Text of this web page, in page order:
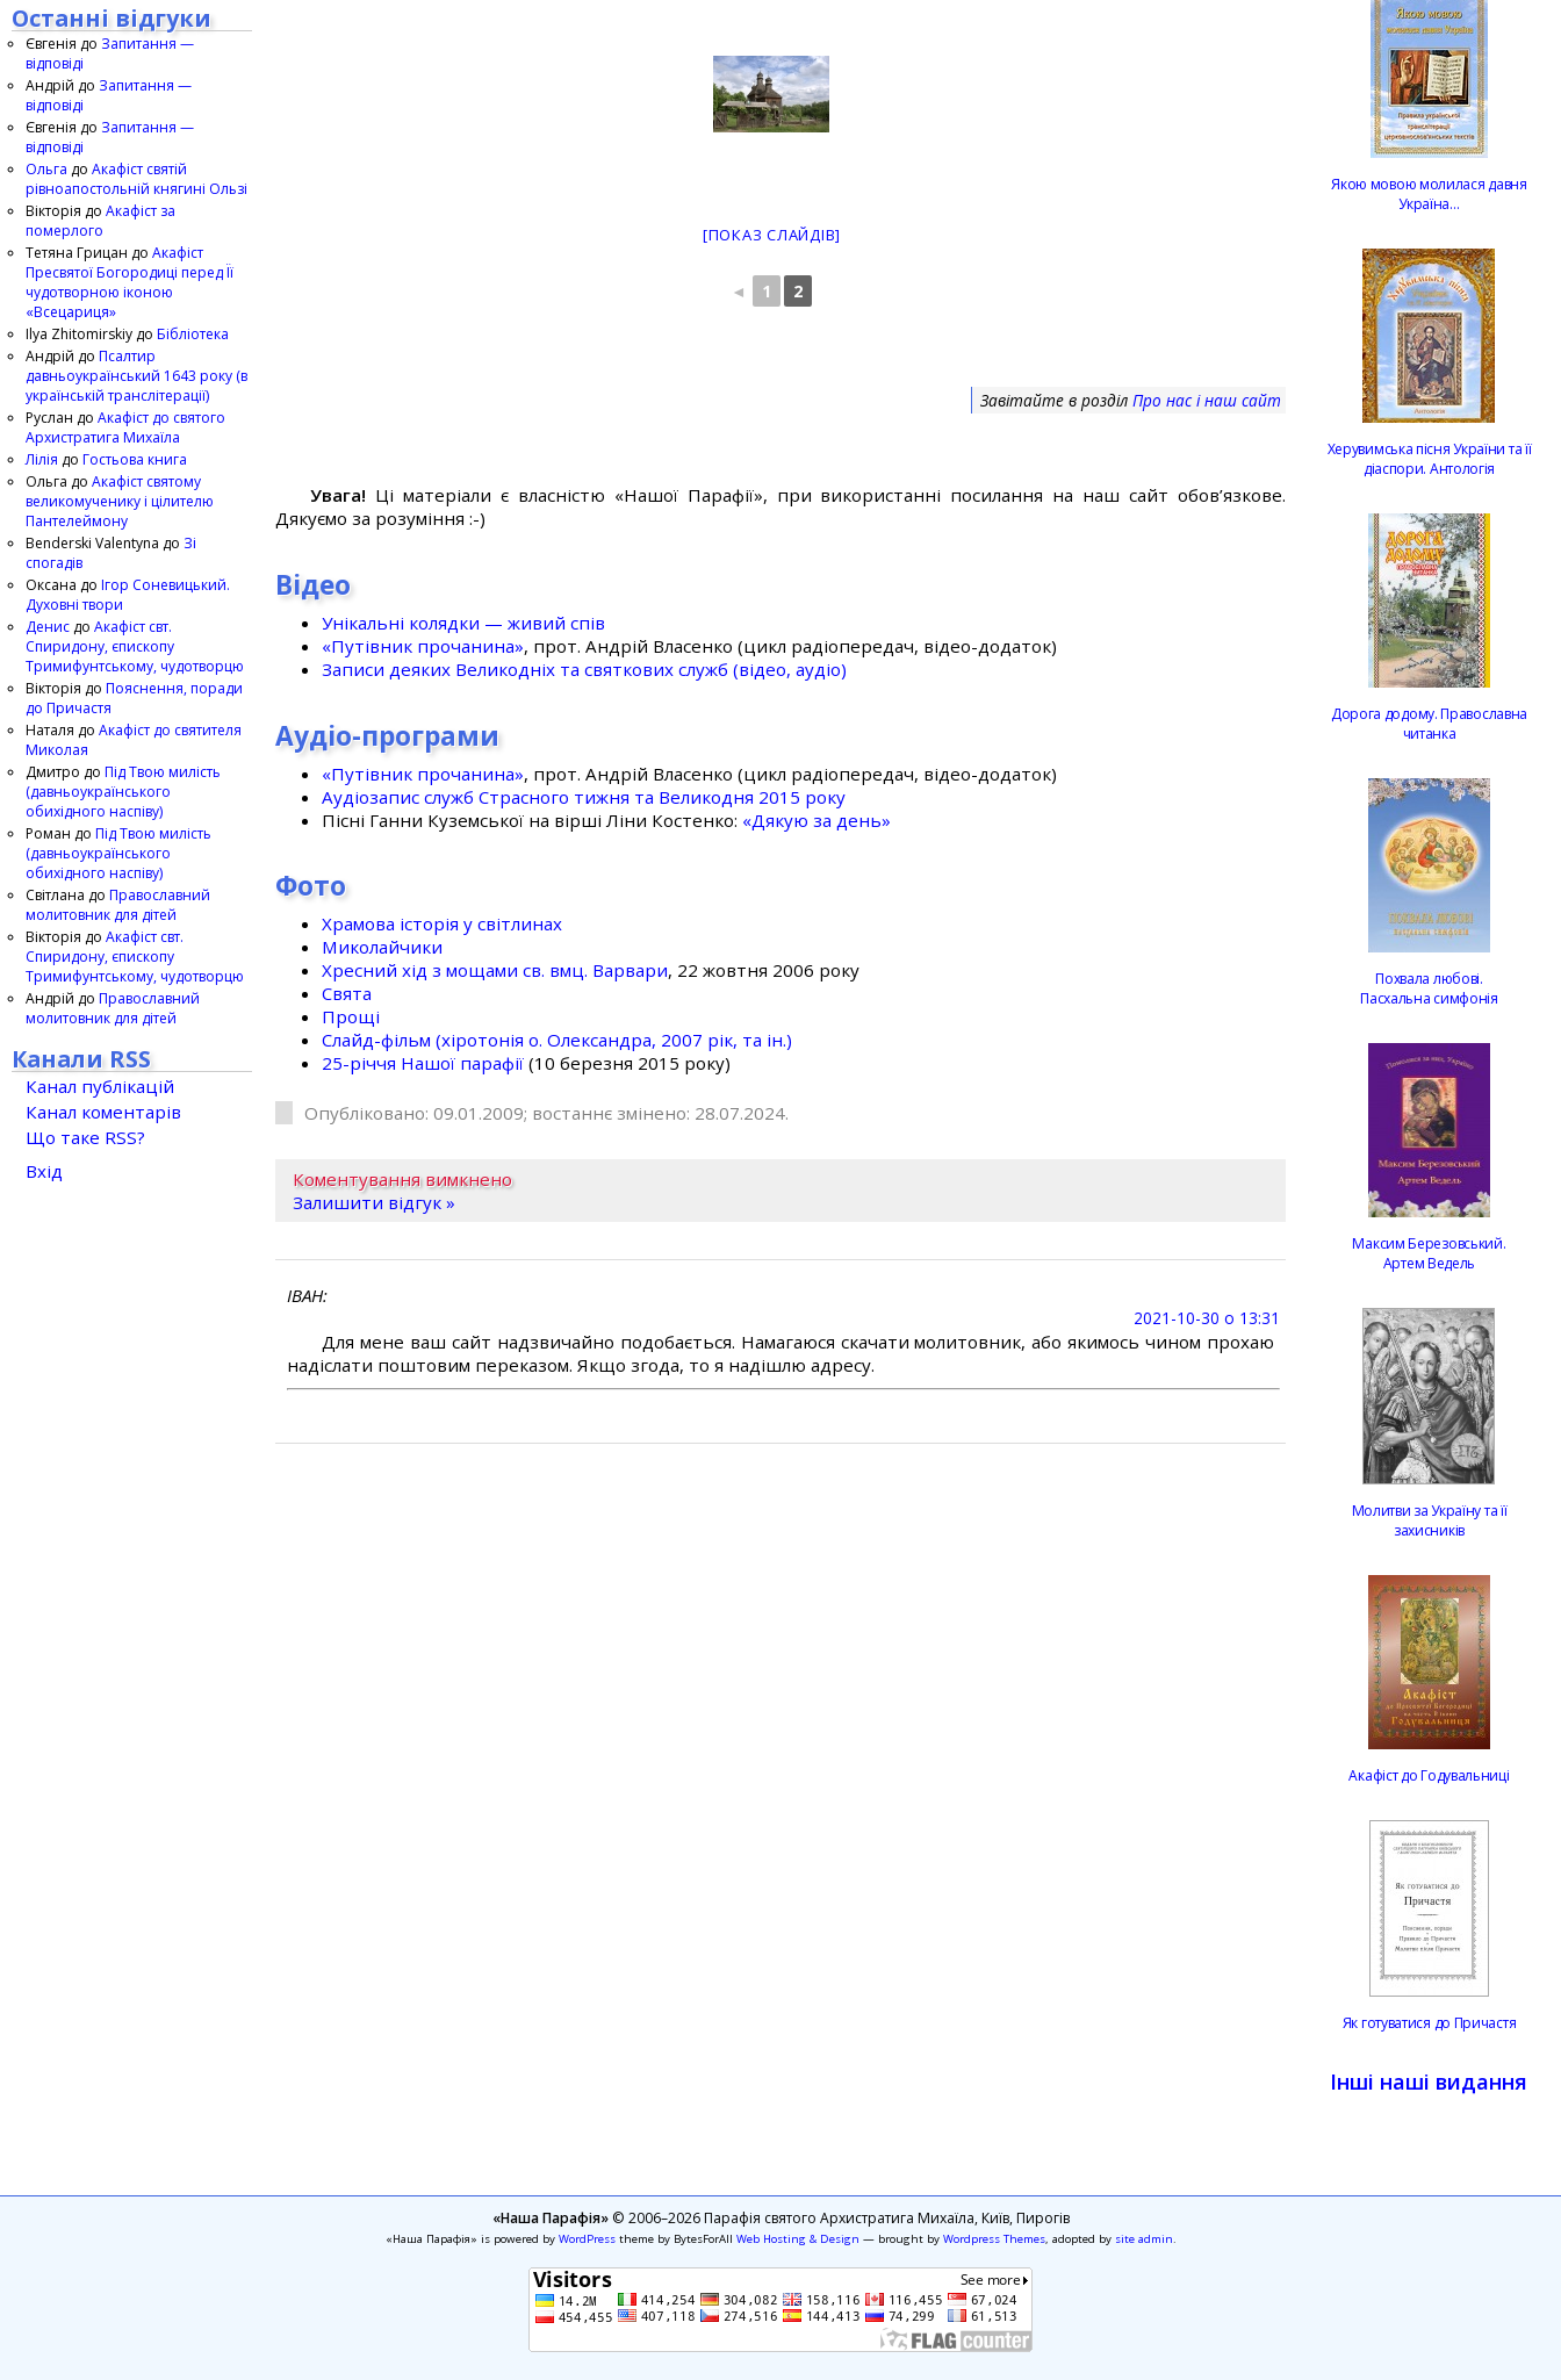
[ПОКАЗ СЛАЙДІВ]
◄ 1 2
Завітайте в розділ Про нас і наш сайт
Увага! Ці матеріали є власністю «Нашої Парафії», при використанні посилання на наш сайт обов’язкове.
Дякуємо за розуміння :-)
Відео
Унікальні колядки — живий спів
«Путівник прочанина», прот. Андрій Власенко (цикл радіопередач, відео-додаток)
Записи деяких Великодніх та святкових служб (відео, аудіо)
Аудіо-програми
«Путівник прочанина», прот. Андрій Власенко (цикл радіопередач, відео-додаток)
Аудіозапис служб Страсного тижня та Великодня 2015 року
Пісні Ганни Куземської на вірші Ліни Костенко: «Дякую за день»
Фото
Храмова історія у світлинах
Миколайчики
Хресний хід з мощами св. вмц. Варвари, 22 жовтня 2006 року
Свята
Прощі
Слайд-фільм (хіротонія о. Олександра, 2007 рік, та ін.)
25-рiччя Нашої парафiї (10 березня 2015 року)
Опубліковано: 09.01.2009; востаннє змінено: 28.07.2024.
Коментування вимкнено
Залишити відгук »
ІВАН
2021-10-30 о 13:31
Для мене ваш сайт надзвичайно подобається. Намагаюся скачати молитовник, або якимось чином прохаю
надіслати поштовим переказом. Якщо згода, то я надішлю адресу.
Останні відгуки
Євгенія до Запитання —
відповіді
Андрій до Запитання —
відповіді
Євгенія до Запитання —
відповіді
Ольга до Акафіст святій
рівноапостольній княгині Ользі
Вікторія до Акафіст за
померлого
Тетяна Грицан до Акафіст
Пресвятої Богородиці перед Її
чудотворною іконою
«Всецариця»
Ilya Zhitomirskiy до Бібліотека
Андрій до Псалтир
давньоукраїнський 1643 року (в
українській транслітерації)
Руслан до Акафіст до святого
Архистратига Михаїла
Лілія до Гостьова книга
Ольга до Акафіст святому
великомученику і цілителю
Пантелеймону
Benderski Valentyna до Зі
спогадів
Оксана до Ігор Соневицький.
Духовні твори
Денис до Акафіст свт.
Спиридону, єпископу
Тримифунтському, чудотворцю
Вікторія до Пояснення, поради
до Причастя
Наталя до Акафіст до святителя
Миколая
Дмитро до Під Твою милість
(давньоукраїнського
обихідного наспіву)
Роман до Під Твою милість
(давньоукраїнського
обихідного наспіву)
Світлана до Православний
молитовник для дітей
Вікторія до Акафіст свт.
Спиридону, єпископу
Тримифунтському, чудотворцю
Андрій до Православний
молитовник для дітей
Канали RSS
Канал публікацій
Канал коментарів
Що таке RSS?
Вхід
Якою мовою молилася давня
Україна…
Херувимська пісня України та її
діаспори. Антологія
Дорога додому. Православна
читанка
Похвала любові.
Пасхальна симфонія
Максим Березовський.
Артем Ведель
Молитви за Україну та її
захисників
Акафіст до Годувальниці
Як готуватися до Причастя
Інші наші видання
«Наша Парафія»© 2006–2026 Парафія святого Архистратига Михаїла, Київ, Пирогів
«Наша Парафія» is powered by WordPresstheme by BytesForAll Web Hosting & Design — brought by Wordpress Themes, adopted by site admin.